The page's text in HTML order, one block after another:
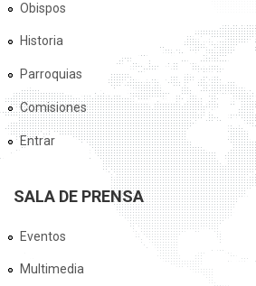
Obispos
Historia
Parroquias
Comisiones
Entrar
SALA DE PRENSA
Eventos
Multimedia